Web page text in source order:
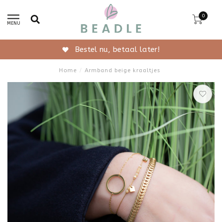
MENU
0
Gratis verzending vanaf 50,-
Home / Armband beige kraaltjes